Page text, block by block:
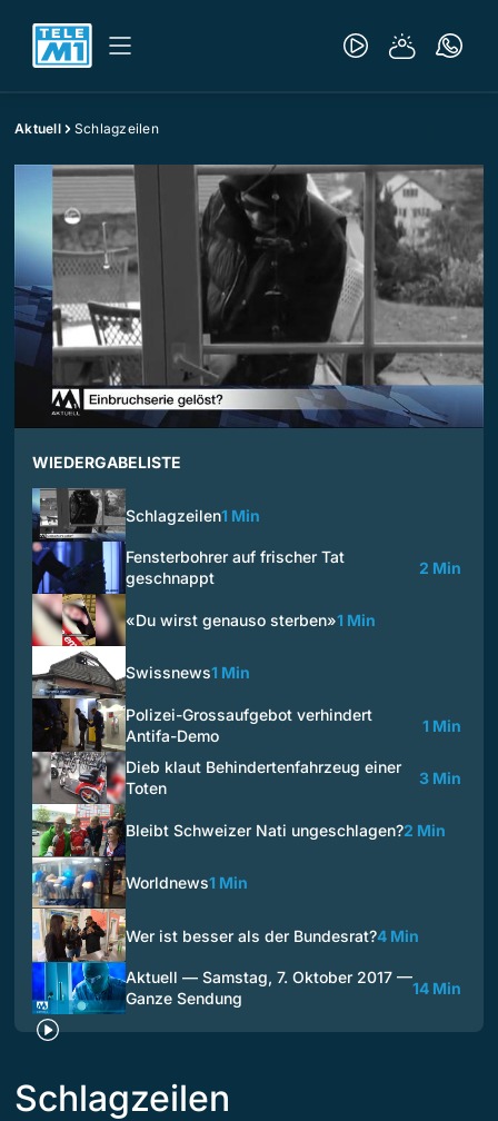
Aktuell Schlagzeilen
WIEDERGABELISTE
Schlagzeilen1 Min
Fensterbohrer auf frischer Tat
geschnappt
2 Min
«Du wirst genauso sterben»1 Min
Swissnews1 Min
Polizei-Grossaufgebot verhindert
Antifa-Demo
1 Min
Dieb klaut Behindertenfahrzeug einer
Toten
3 Min
Bleibt Schweizer Nati ungeschlagen?2 Min
Worldnews1 Min
Wer ist besser als der Bundesrat?4 Min
Aktuell — Samstag, 7. Oktober 2017 —
Ganze Sendung
14 Min
Schlagzeilen